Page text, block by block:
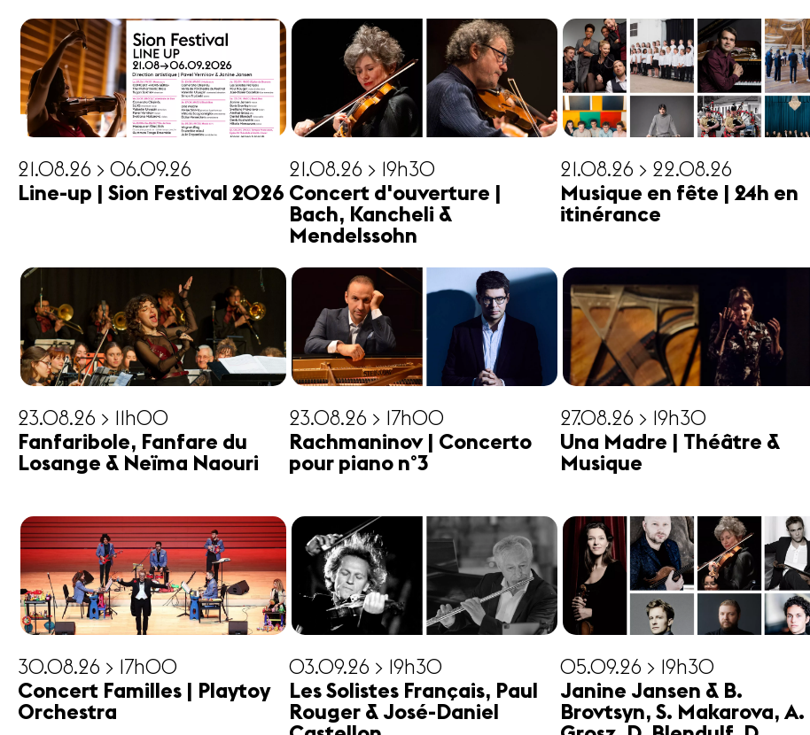
Contact
21.08.26 > 06.09.26
Line-up | Sion Festival 2026
21.08.26 > 19h30
Concert d'ouverture |
Bach, Kancheli &
Mendelssohn
21.08.26 > 22.08.26
Musique en fête | 24h en
itinérance
23.08.26 > 11h00
Fanfaribole, Fanfare du
Losange & Neïma Naouri
23.08.26 > 17h00
Rachmaninov | Concerto
pour piano n°3
27.08.26 > 19h30
Una Madre | Théâtre &
Musique
30.08.26 > 17h00
Concert Familles | Playtoy
Orchestra
03.09.26 > 19h30
Les Solistes Français, Paul
Rouger & José-Daniel
05.09.26 > 19h30
Janine Jansen & B.
Brovtsyn, S. Makarova, A.